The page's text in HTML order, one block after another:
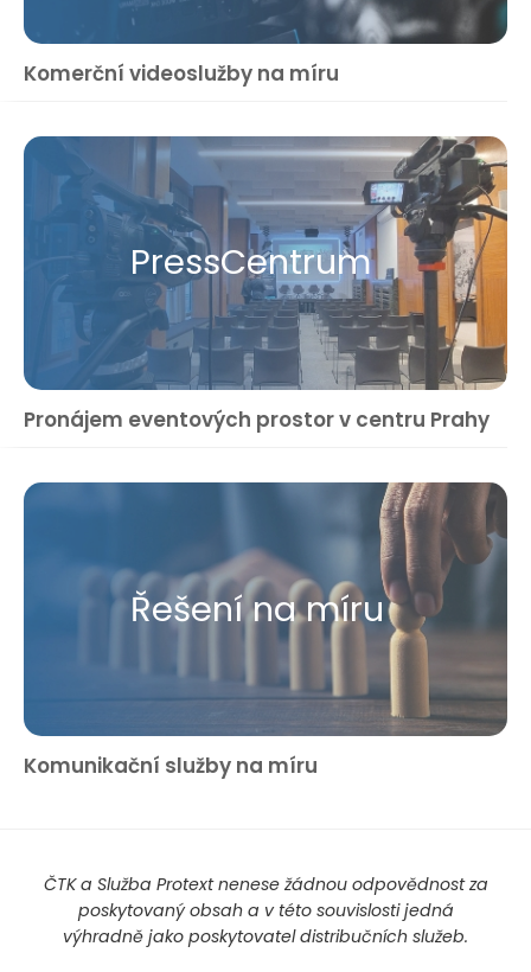
Komerční videoslužby na míru
Press​Centrum
Pronájem eventových prostor v centru Prahy
Řešení na míru
Komunikační služby na míru
ČTK a Služba Protext nenese žádnou odpovědnost za
poskytovaný obsah a v této souvislosti jedná
výhradně jako poskytovatel distribučních služeb.